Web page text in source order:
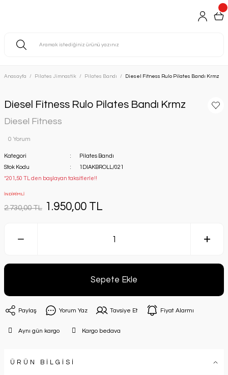
Anasayfa Pilates Jimnastik Pilates Bandı Diesel Fitness Rulo Pilates Bandı Krmz
Diesel Fitness Rulo Pilates Bandı Krmz
Diesel Fitness
0 Yorum
Kategori
Pilates Bandı
Stok Kodu
1DIAKBROLL/021
*201,50 TL den başlayan taksitlerle!!
İNDİRİMLİ
2.730,00 TL 1.950,00 TL
Sepete Ekle
Paylaş Yorum Yaz Tavsiye Et Fiyat Alarmı
Aynı gün kargo Kargo bedava
ÜRÜN BİLGİSİ